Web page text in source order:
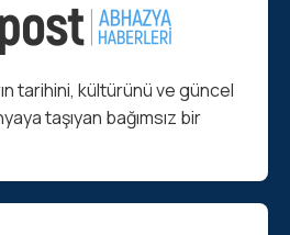
tarihini, kültürünü ve güncel
taşıyan bağımsız bir